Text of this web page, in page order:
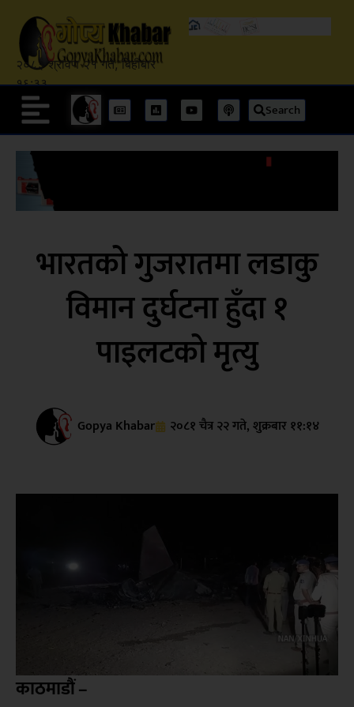
२०८३ श्रावण २१ गते, बिहीबार
१६:३३
Search
भारतको गुजरातमा लडाकु
विमान दुर्घटना हुँदा १
पाइलटको मृत्यु
Gopya Khabar २०८१ चैत्र २२ गते, शुक्रबार ११:१४
काठमाडौं –